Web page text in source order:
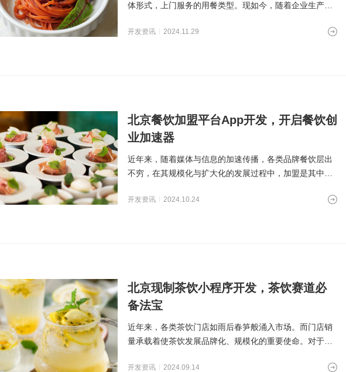
体形式，上门服务的用餐类型。现如今，随着企业生产与
开发资讯 2024.11.29
北京餐饮加盟平台App开发，开启餐饮创
业加速器
近年来，随着媒体与信息的加速传播，各类品牌餐饮层出
不穷，在其规模化与扩大化的发展过程中，加盟是其中至
开发资讯 2024.10.24
北京现制茶饮小程序开发，茶饮赛道必
备法宝
近年来，各类茶饮门店如雨后春笋般涌入市场。而门店销
量承载着使茶饮发展品牌化、规模化的重要使命。对于品
开发资讯 2024.09.14